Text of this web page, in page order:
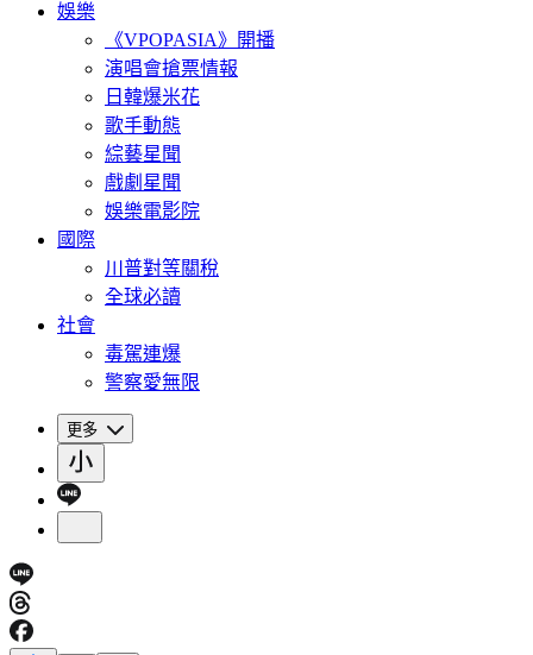
娛樂
《VPOPASIA》開播
演唱會搶票情報
日韓爆米花
歌手動態
綜藝星聞
戲劇星聞
娛樂電影院
國際
川普對等關稅
全球必讀
社會
毒駕連爆
警察愛無限
更多